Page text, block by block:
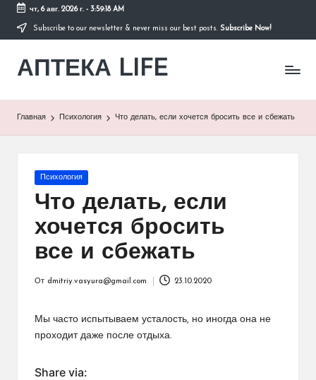
Перейти
содержимому
чт, 6 авг. 2026 г.- 3:59:18 AM
Subscribe to our newsletter & never miss our best posts. Subscribe Now!
АПТЕКА LIFE
сайт
Главная Психология Что делать, если хочется бросить все и сбежать
Опубликовано
Психология
Что делать, если
хочется бросить
все и сбежать
От dmitriy.vasyura@gmail.com 23.10.2020
Мы часто испытываем усталость, но иногда она не
проходит даже после отдыха.
Share via: